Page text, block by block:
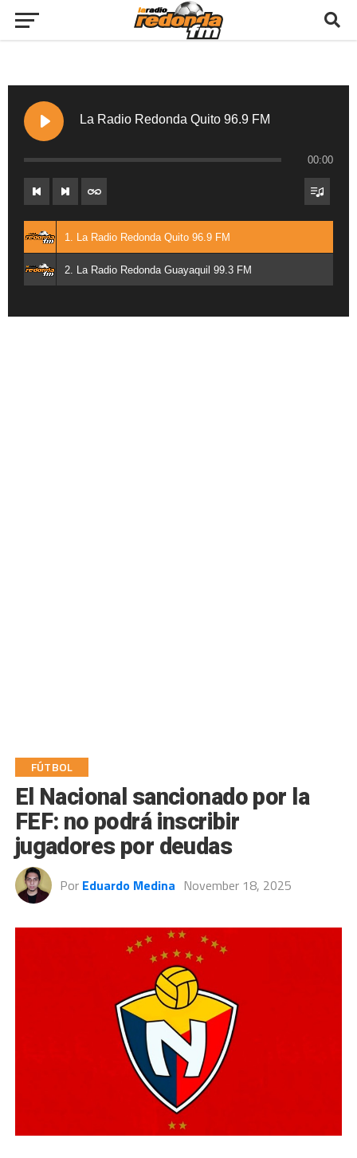
La Radio Redonda Quito 96.9 FM
00:00
1. La Radio Redonda Quito 96.9 FM
2. La Radio Redonda Guayaquil 99.3 FM
FÚTBOL
El Nacional sancionado por la
FEF: no podrá inscribir
jugadores por deudas
Por Eduardo Medina November 18, 2025